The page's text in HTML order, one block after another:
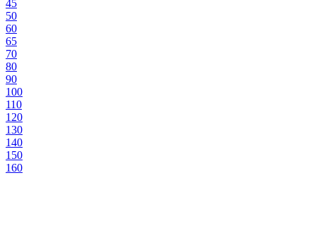
45
50
60
65
70
80
90
100
110
120
130
140
150
160